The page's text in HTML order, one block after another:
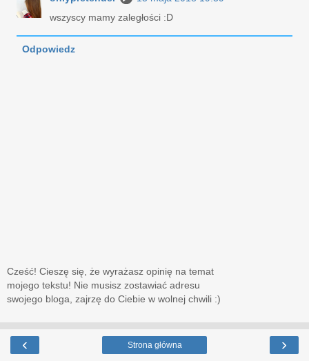
wszyscy mamy zaległości :D
Odpowiedz
Cześć! Cieszę się, że wyrażasz opinię na temat
mojego tekstu! Nie musisz zostawiać adresu
swojego bloga, zajrzę do Ciebie w wolnej chwili :)
‹ ›
Strona główna